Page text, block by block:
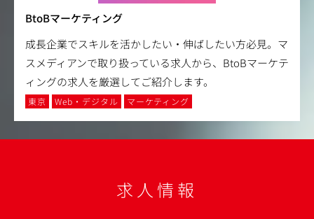
BtoBマーケティング
成長企業でスキルを活かしたい・伸ばしたい方必見。マ
スメディアンで取り扱っている求人から、BtoBマーケテ
ィングの求人を厳選してご紹介します。
東京 Web・デジタル マーケティング
求人情報